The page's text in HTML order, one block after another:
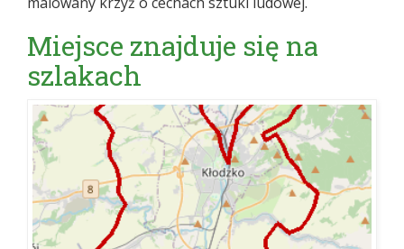
Miejsce znajduje się na
szlakach